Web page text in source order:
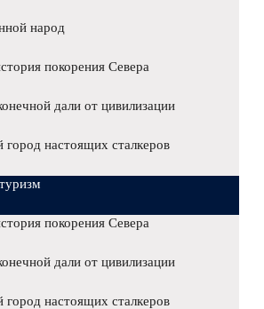
народ
покорения Севера
дали от цивилизации
настоящих сталкеров
покорения Севера
дали от цивилизации
настоящих сталкеров